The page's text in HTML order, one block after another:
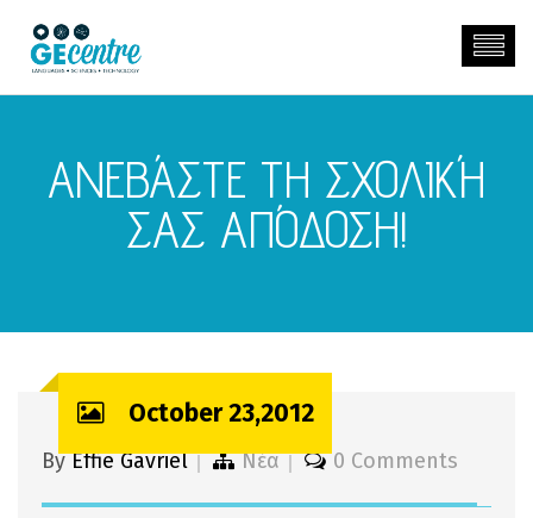
AΝΕΒΆΣΤΕ ΤΗ ΣΧΟΛΙΚΉ
ΣΑΣ ΑΠΌΔΟΣΗ!
October 23,2012
ByEffie Gavriel Νέα 0 Comments